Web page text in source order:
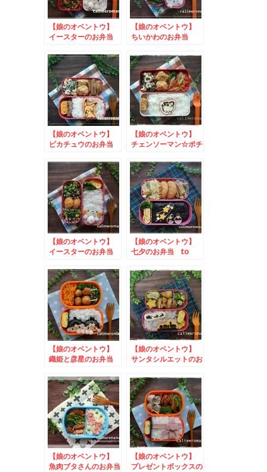
【娘のオベントウ】
イースターのお弁当
【娘のオベントウ】
ちいかわのお弁当
【娘のオベントウ】
ピカチュウのお弁当
たフルーチェ画像投稿
キャンペーン
【娘のオベントウ】
チェンソーマン☆ポチ
【娘のオベントウ】
イースターのお弁当
弁当箱プレゼントキャ
ンペーン
【娘のオベントウ】
七夕のお弁当 to
ーン
【娘のオベントウ】
織姫と彦星のお弁当
トキャンペーン
【娘のオベントウ】
サンタシルエットのお
【娘のオベントウ】
魚肉ブタさんのお弁当
【娘のオベントウ】
プレゼントボックスの